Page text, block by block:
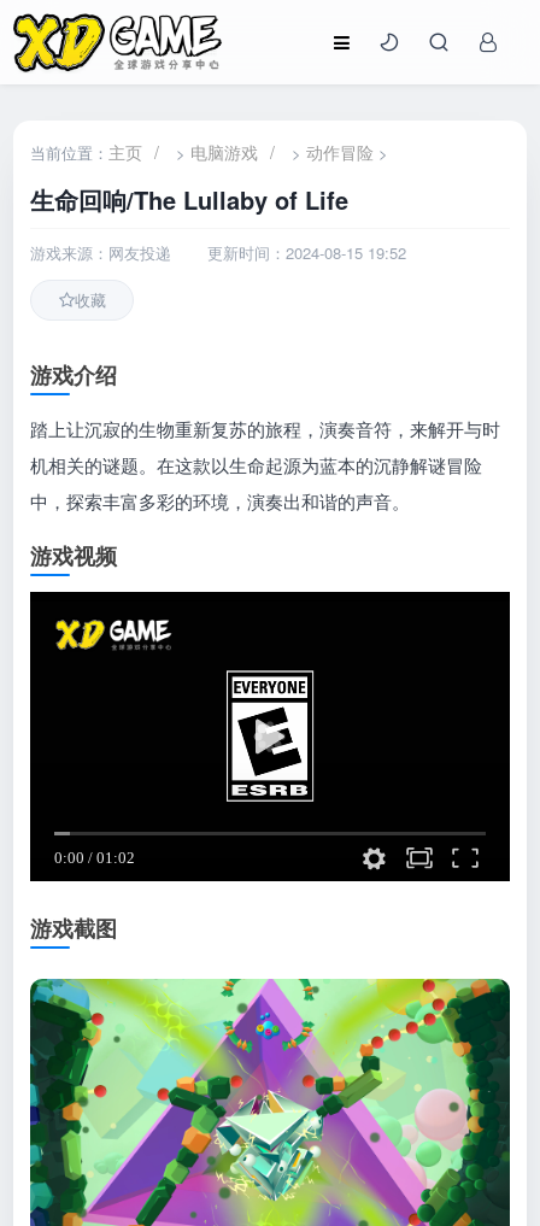
当前位置： 主页 / > 电脑游戏 / >动作冒险 >
生命回响/The Lullaby of Life
游戏来源：网友投递 更新时间：2024-08-15 19:52
收藏
游戏介绍
踏上让沉寂的生物重新复苏的旅程，演奏音符，来解开与时
机相关的谜题。在这款以生命起源为蓝本的沉静解谜冒险
中，探索丰富多彩的环境，演奏出和谐的声音。
游戏视频
游戏截图